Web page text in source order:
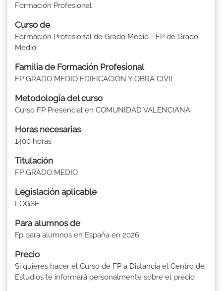
Formación Profesional
Curso de
Formación Profesional de Grado Medio - FP de Grado
Medio
Familia de Formación Profesional
FP GRADO MEDIO EDIFICACIÓN Y OBRA CIVIL
Metodología del curso
Curso FP Presencial en COMUNIDAD VALENCIANA
Horas necesarias
1400 horas
Titulación
FP GRADO MEDIO
Legislación aplicable
LOGSE
Para alumnos de
Fp para alumnos en España en 2026
Precio
Si quieres hacer el Curso de FP a Distancia el Centro de
Estudios te informará personalmente sobre el precio